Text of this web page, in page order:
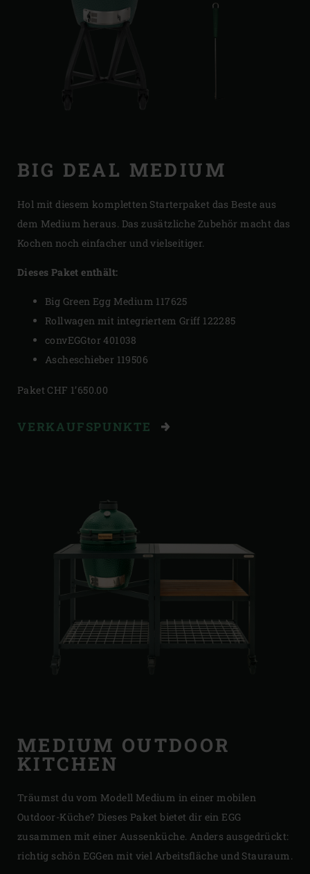
BIG DEAL MEDIUM
Hol mit diesem kompletten Starterpaket das Beste aus
dem Medium heraus. Das zusätzliche Zubehör macht das
Kochen noch einfacher und vielseitiger.
Dieses Paket enthält:
Big Green Egg Medium 117625
Rollwagen mit integriertem Griff 122285
convEGGtor 401038
Ascheschieber 119506
Paket CHF 1’650.00
VERKAUFSPUNKTE
MEDIUM OUTDOOR
KITCHEN
Träumst du vom Modell Medium in einer mobilen
Outdoor-Küche? Dieses Paket bietet dir ein EGG
zusammen mit einer Aussenküche. Anders ausgedrückt:
richtig schön EGGen mit viel Arbeitsfläche und Stauraum.